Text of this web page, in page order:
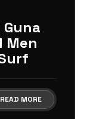
Men
READ MORE